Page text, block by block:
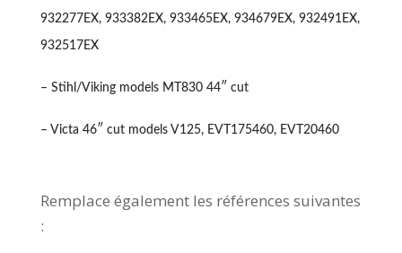
932277EX, 933382EX, 933465EX, 934679EX, 932491EX,
932517EX
– Stihl/Viking models MT830 44″ cut
– Victa 46″ cut models V125, EVT175460, EVT20460
Remplace également les références suivantes
: